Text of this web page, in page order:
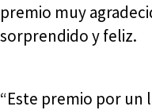
premio muy
sorprendido y feliz.
“Este premio por un